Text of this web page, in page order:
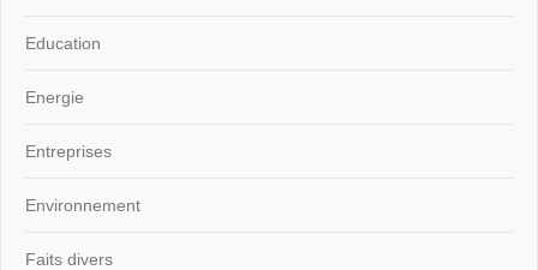
Education
Energie
Entreprises
Environnement
Faits divers